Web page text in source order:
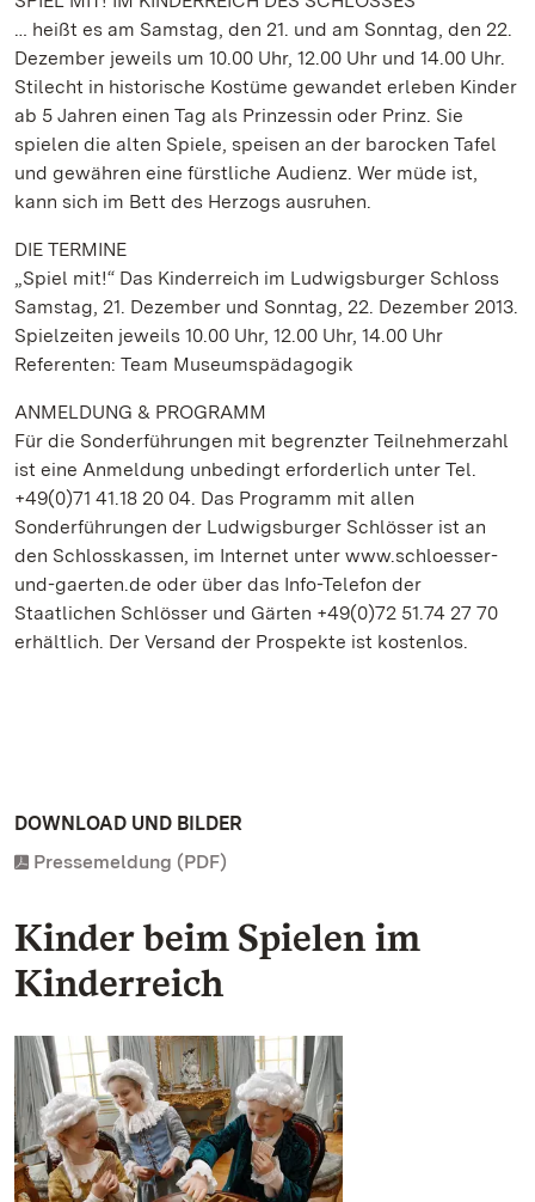
… heißt es am Samstag, den 21. und am Sonntag, den 22.
Dezember jeweils um 10.00 Uhr, 12.00 Uhr und 14.00 Uhr.
Stilecht in historische Kostüme gewandet erleben Kinder
ab 5 Jahren einen Tag als Prinzessin oder Prinz. Sie
spielen die alten Spiele, speisen an der barocken Tafel
und gewähren eine fürstliche Audienz. Wer müde ist,
kann sich im Bett des Herzogs ausruhen.
DIE TERMINE
„Spiel mit!“ Das Kinderreich im Ludwigsburger Schloss
Samstag, 21. Dezember und Sonntag, 22. Dezember 2013.
Spielzeiten jeweils 10.00 Uhr, 12.00 Uhr, 14.00 Uhr
Referenten: Team Museumspädagogik
ANMELDUNG & PROGRAMM
Für die Sonderführungen mit begrenzter Teilnehmerzahl
ist eine Anmeldung unbedingt erforderlich unter Tel.
+49(0)71 41.18 20 04. Das Programm mit allen
Sonderführungen der Ludwigsburger Schlösser ist an
den Schlosskassen, im Internet unter www.schloesser-
und-gaerten.de oder über das Info-Telefon der
Staatlichen Schlösser und Gärten +49(0)72 51.74 27 70
erhältlich. Der Versand der Prospekte ist kostenlos.
DOWNLOAD UND BILDER
Pressemeldung (PDF)
Kinder beim Spielen im
Kinderreich